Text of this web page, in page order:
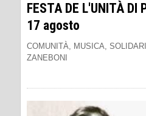
FESTA DE L'UNITÀ DI
17 agosto
COMUNITÀ, MUSICA,
ZANEBONI